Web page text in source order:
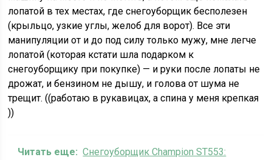
лопатой в тех местах, где снегоуборщик бесполезен
(крыльцо, узкие углы, желоб для ворот). Все эти
манипуляции от и до под силу только мужу, мне легче
лопатой (которая кстати шла подарком к
снегоуборщику при покупке) — и руки после лопаты не
дрожат, и бензином не дышу, и голова от шума не
трещит. ((работаю в рукавицах, а спина у меня крепкая
))
Читать еще: Снегоуборщик Champion ST553: